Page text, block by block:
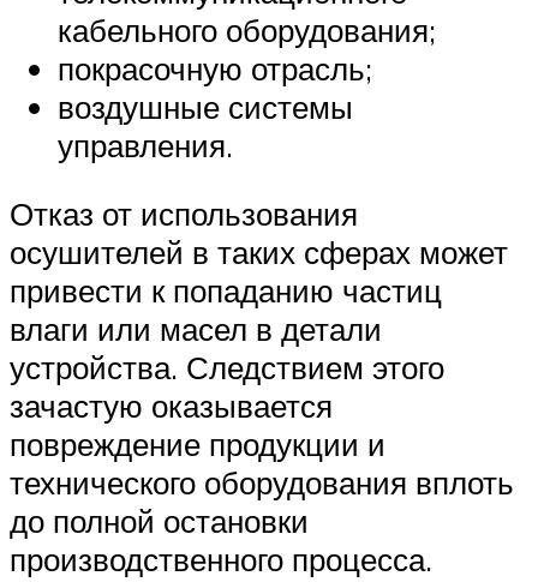
кабельного оборудования;
покрасочную отрасль;
воздушные системы
управления.
Отказ от использования
осушителей в таких сферах может
привести к попаданию частиц
влаги или масел в детали
устройства. Следствием этого
зачастую оказывается
повреждение продукции и
технического оборудования вплоть
до полной остановки
производственного процесса.